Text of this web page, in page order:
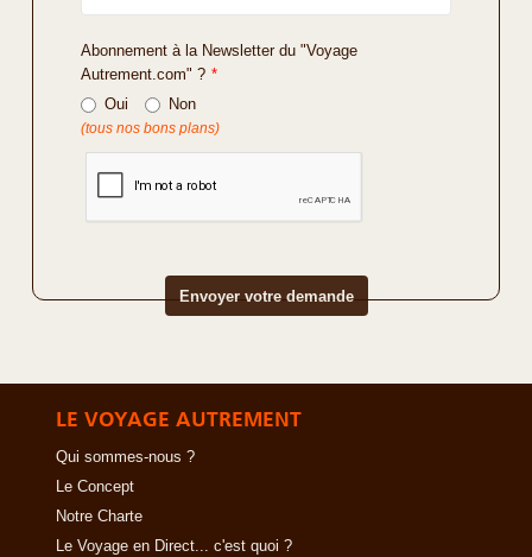
Abonnement à la Newsletter du "Voyage
Autrement.com" ? *
Oui
Non
(tous nos bons plans)
LE VOYAGE AUTREMENT
Qui sommes-nous ?
Le Concept
Notre Charte
Le Voyage en Direct... c'est quoi ?